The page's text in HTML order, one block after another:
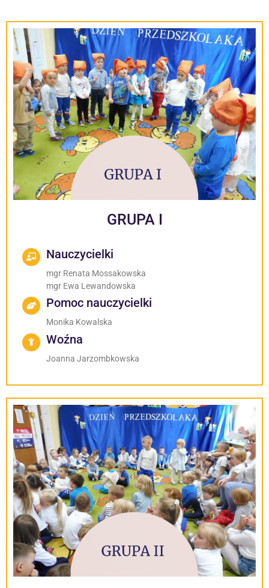
GRUPA I
Nauczycielki
mgr Renata Mossakowska
mgr Ewa Lewandowska
Pomoc nauczycielki
Monika Kowalska
Woźna
Joanna Jarzombkowska